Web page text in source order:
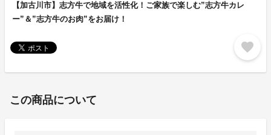
【加古川市】志方牛で地域を活性化！ご家族で楽しむ”志方牛カレ
ー”＆”志方牛のお肉”をお届け！
favorite
この商品について